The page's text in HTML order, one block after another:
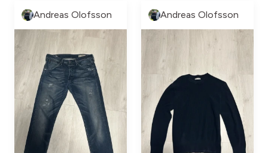
Andreas Olofsson Andreas Olofsson